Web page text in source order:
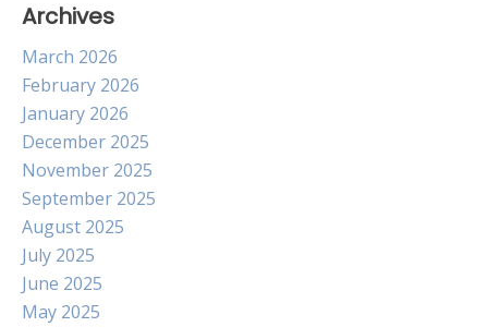
Archives
March 2026
February 2026
January 2026
December 2025
November 2025
September 2025
August 2025
July 2025
June 2025
May 2025